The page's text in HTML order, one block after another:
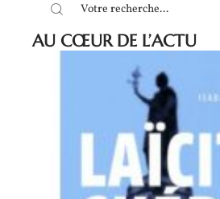
AU CŒUR DE L’ACTU